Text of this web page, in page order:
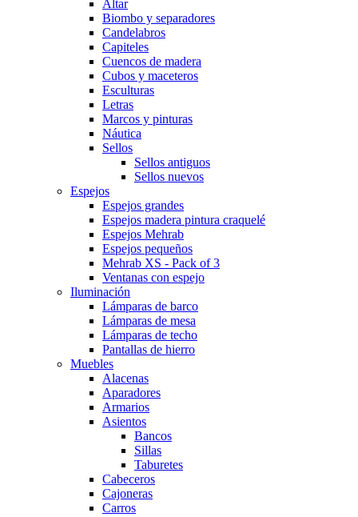
Altar
Biombo y separadores
Candelabros
Capiteles
Cuencos de madera
Cubos y maceteros
Esculturas
Letras
Marcos y pinturas
Náutica
Sellos
Sellos antiguos
Sellos nuevos
Espejos
Espejos grandes
Espejos madera pintura craquelé
Espejos Mehrab
Espejos pequeños
Mehrab XS - Pack of 3
Ventanas con espejo
Iluminación
Lámparas de barco
Lámparas de mesa
Lámparas de techo
Pantallas de hierro
Muebles
Alacenas
Aparadores
Armarios
Asientos
Bancos
Sillas
Taburetes
Cabeceros
Cajoneras
Carros